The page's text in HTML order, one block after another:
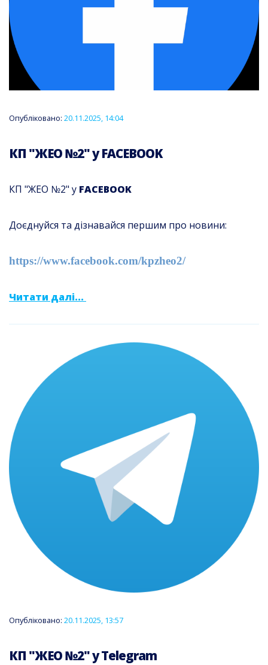
Опубліковано: 20.11.2025, 14:04
КП "ЖЕО №2" у FACEBOOK
КП "ЖЕО №2" у FACEBOOK
Доєднуйся та дізнавайся першим про новини:
https://www.facebook.com/kpzheo2/
Читати далі...
Опубліковано: 20.11.2025, 13:57
КП "ЖЕО №2" у Telegram